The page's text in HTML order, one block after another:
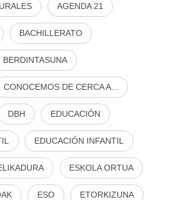
AGENDA 21
BACHILLERATO
BERDINTASUNA
CONOCEMOS DE CERCA A...
DBH EDUCACIÓN
EDUCACIÓN INFANTIL
ESKOLA ORTUA
ESO ETORKIZUNA